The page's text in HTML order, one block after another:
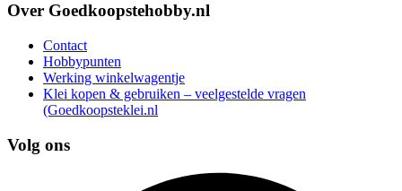
Over Goedkoopstehobby.nl
Contact
Hobbypunten
Werking winkelwagentje
Klei kopen & gebruiken – veelgestelde vragen
(Goedkoopsteklei.nl
Volg ons